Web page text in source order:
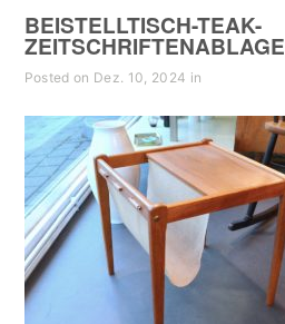
BEISTELLTISCH-TEAK-
ZEITSCHRIFTENABLAGE
Posted on Dez. 10, 2024 in